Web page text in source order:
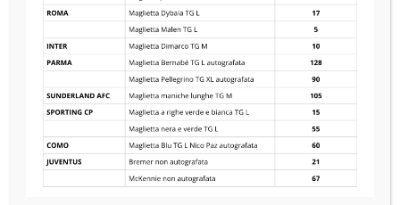
1992
CALCIO PADOVA (IT)
1993
S.S. LAZIO (IT)